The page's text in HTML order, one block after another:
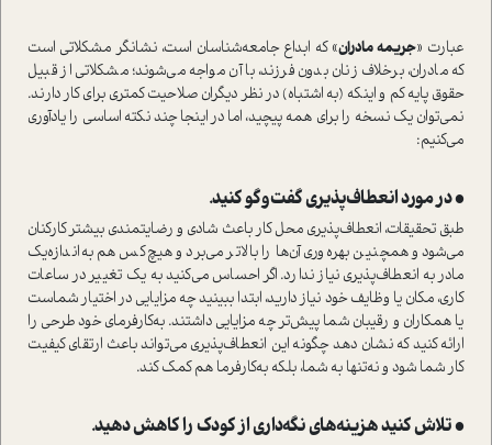
عبارت «جریمه مادران» که ابداع جامعه‌شناسان است، نشانگر مشکلاتی است
که مادران، برخلاف زنان بدون فرزند، با آن مواجه می‌شوند؛ مشکلاتی از قبیل
حقوق پایه کم و اینکه (به اشتباه) در نظر دیگران صلاحیت کمتری برای کار دارند.
نمی‌توان یک نسخه را برای همه پیچید، اما در اینجا چند نکته اساسی را یادآوری
می‌کنیم:
• در مورد انعطاف‌پذیری گفت‌وگو کنید.
طبق تحقیقات، انعطاف‌پذیری محل کار باعث شادی و رضایتمندی بیشتر کارکنان
می‌شود و همچنین بهره‌وری آن‌ها را بالاتر می‌برد و هیچ‌کس هم به‌اندازه‌یک
مادر به انعطاف‌پذیری نیاز ندارد. اگر احساس می‌کنید به یک تغییر در ساعات
کاری، مکان یا وظایف خود نیاز دارید، ابتدا ببینید چه مزایایی در اختیار شما‌ست
یا همکاران و رقیبان شما پیش‌تر چه مزایایی داشتند. به‌کارفرمای خود طرحی را
ارائه کنید که نشان دهد چگونه این انعطاف‌پذیری می‌تواند باعث ارتقای کیفیت
کار شما شود و نه‌تنها به شما، بلکه به‌کارفرما هم کمک کند.
• تلاش کنید هزینه‌های نگه‌داری از کودک را کاهش دهید.